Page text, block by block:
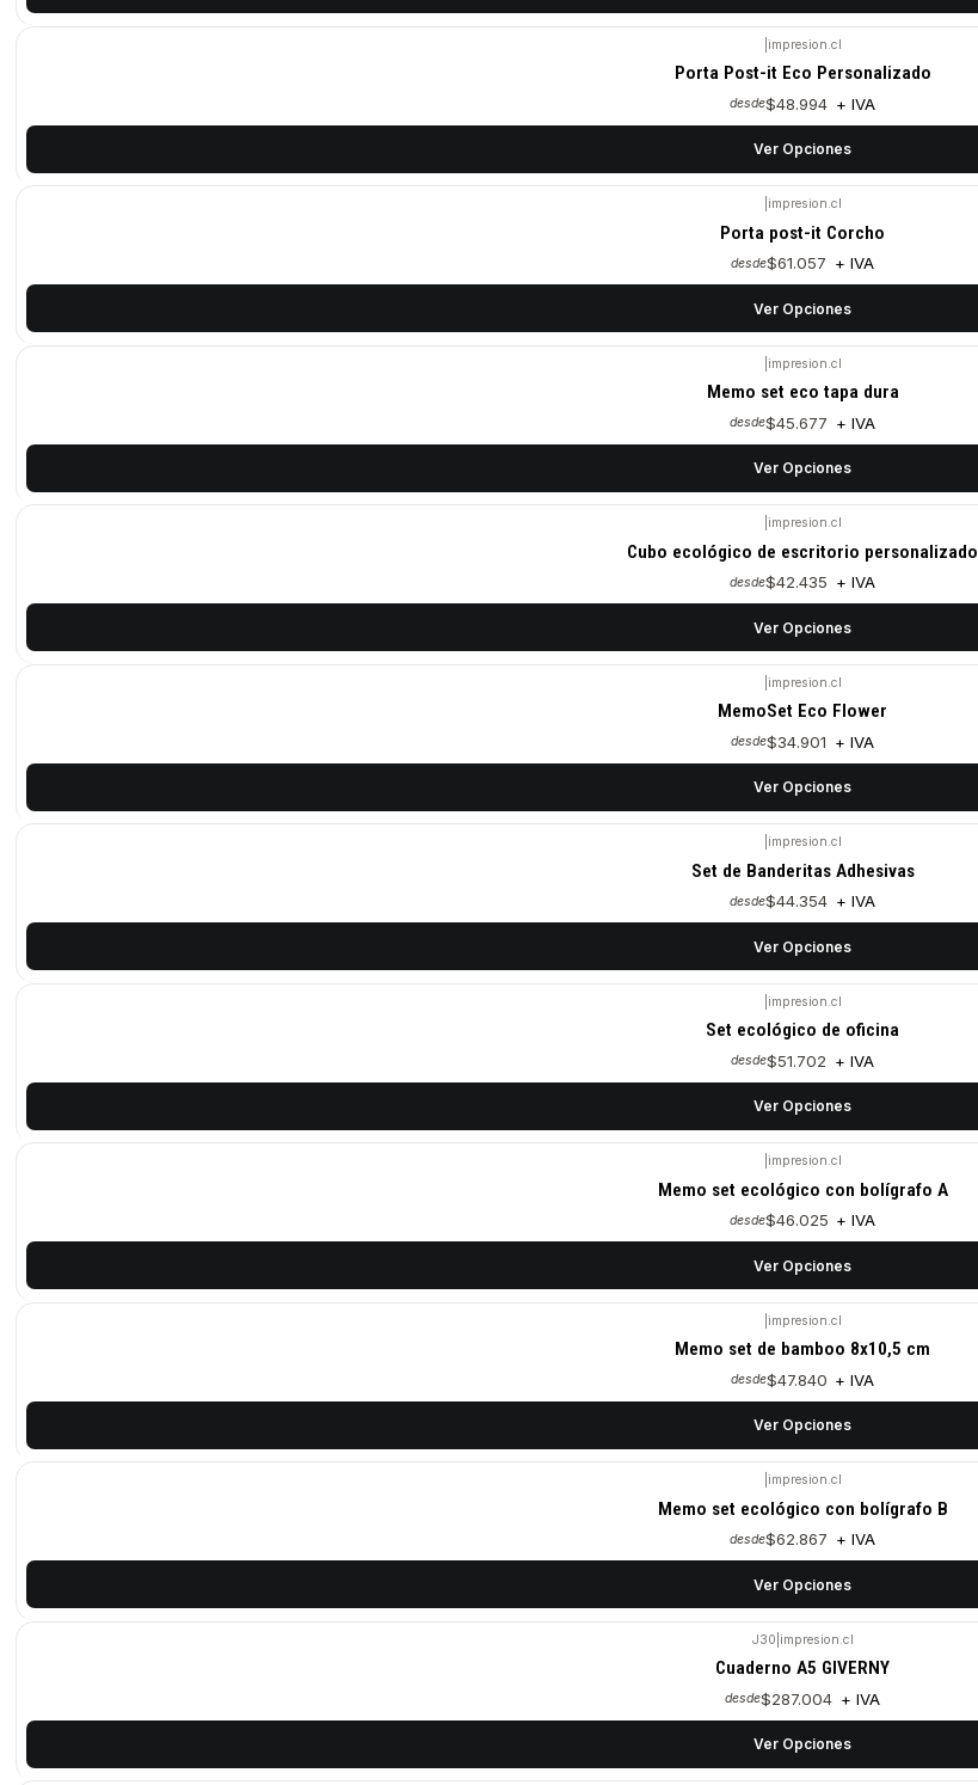
impresion.cl
Porta Post-it Eco Personalizado
desde$48.994 + IVA
Ver Opciones
impresion.cl
Porta post-it Corcho
desde$61.057 + IVA
Ver Opciones
impresion.cl
Memo set eco tapa dura
desde$45.677 + IVA
Ver Opciones
impresion.cl
Cubo ecológico de escritorio personalizado
desde$42.435 + IVA
Ver Opciones
impresion.cl
MemoSet Eco Flower
desde$34.901 + IVA
Ver Opciones
impresion.cl
Set de Banderitas Adhesivas
desde$44.354 + IVA
Ver Opciones
impresion.cl
Set ecológico de oficina
desde$51.702 + IVA
Ver Opciones
impresion.cl
Memo set ecológico con bolígrafo A
desde$46.025 + IVA
Ver Opciones
impresion.cl
Memo set de bamboo 8x10,5 cm
desde$47.840 + IVA
Ver Opciones
impresion.cl
Memo set ecológico con bolígrafo B
desde$62.867 + IVA
Ver Opciones
J30 impresion.cl
Cuaderno A5 GIVERNY
desde$287.004 + IVA
Ver Opciones